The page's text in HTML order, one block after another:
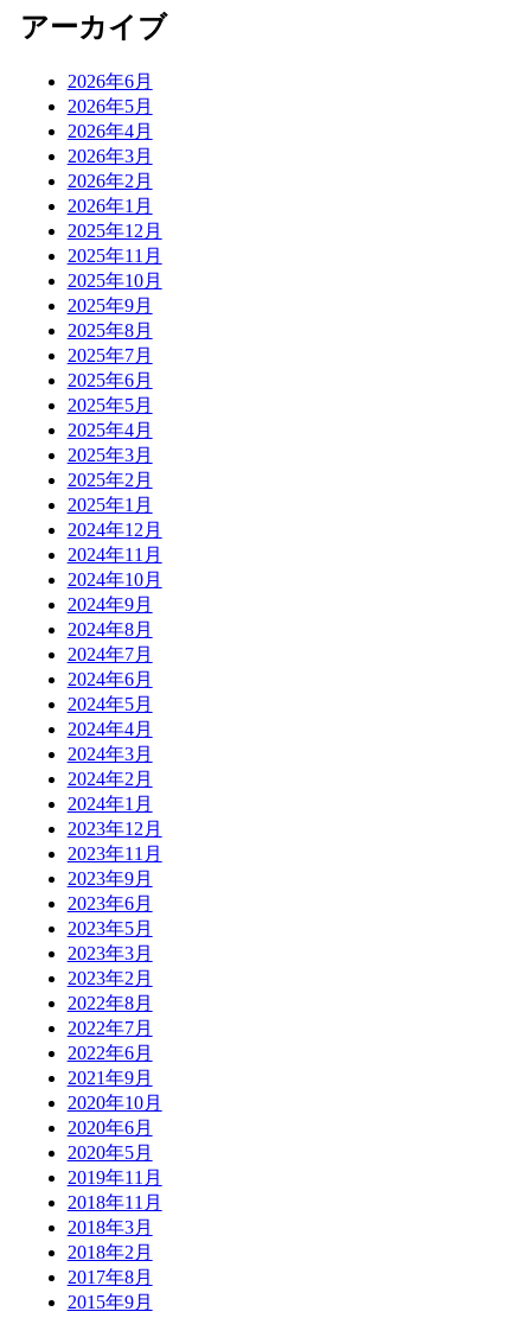
アーカイブ
2026年6月
2026年5月
2026年4月
2026年3月
2026年2月
2026年1月
2025年12月
2025年11月
2025年10月
2025年9月
2025年8月
2025年7月
2025年6月
2025年5月
2025年4月
2025年3月
2025年2月
2025年1月
2024年12月
2024年11月
2024年10月
2024年9月
2024年8月
2024年7月
2024年6月
2024年5月
2024年4月
2024年3月
2024年2月
2024年1月
2023年12月
2023年11月
2023年9月
2023年6月
2023年5月
2023年3月
2023年2月
2022年8月
2022年7月
2022年6月
2021年9月
2020年10月
2020年6月
2020年5月
2019年11月
2018年11月
2018年3月
2018年2月
2017年8月
2015年9月